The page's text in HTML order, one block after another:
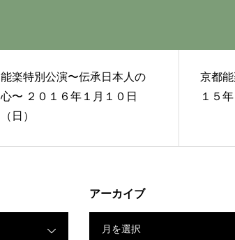
能楽特別公演〜伝承日本人の
心〜 ２０１６年１月１０日
（日）
京都能
１５
アーカイブ
月を選択